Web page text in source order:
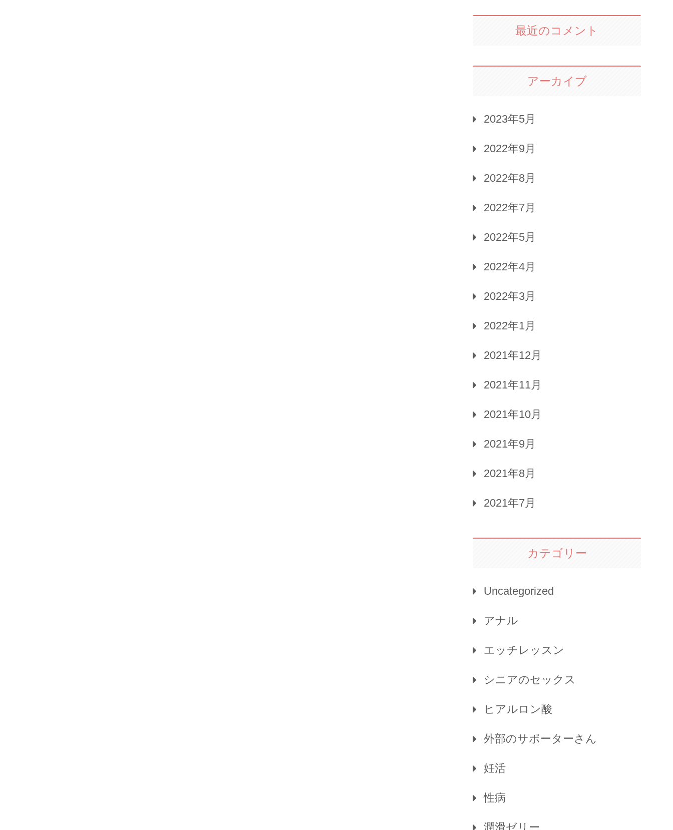
最近のコメント
アーカイブ
2023年5月
2022年9月
2022年8月
2022年7月
2022年5月
2022年4月
2022年3月
2022年1月
2021年12月
2021年11月
2021年10月
2021年9月
2021年8月
2021年7月
カテゴリー
Uncategorized
アナル
エッチレッスン
シニアのセックス
ヒアルロン酸
外部のサポーターさん
妊活
性病
潤滑ゼリー